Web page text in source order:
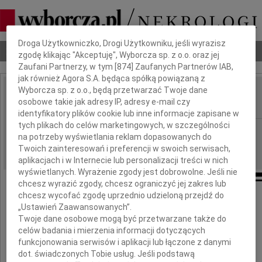
Nekrologi Odeszli Poradnik pogrzebowy
IMIĘ I NAZWISKO: Amelia Szafrańska
REGION: Warszawa, cała Polska
DATA EMISJI: 05.01.2023
Dnia 26 grudnia 2022 roku zmarła
Dbamy o Twoją prywatność
Droga Użytkowniczko, Drogi Użytkowniku, jeśli wyrazisz
zgodę klikając "Akceptuję", Wyborcza sp. z o.o. oraz jej
Zaufani Partnerzy, w tym [874 ] Zaufanych Partnerów IAB,
jak również Agora S.A. będąca spółką powiązaną z
Wyborcza sp. z o.o., będą przetwarzać Twoje dane
osobowe takie jak adresy IP, adresy e-mail czy
identyfikatory plików cookie lub inne informacje zapisane w
tych plikach do celów marketingowych, w szczególności
na potrzeby wyświetlania reklam dopasowanych do
Twoich zainteresowań i preferencji w swoich serwisach,
aplikacjach i w Internecie lub personalizacji treści w nich
wyświetlanych. Wyrażenie zgody jest dobrowolne. Jeśli nie
chcesz wyrazić zgody, chcesz ograniczyć jej zakres lub
chcesz wycofać zgodę uprzednio udzieloną przejdź do
„Ustawień Zaawansowanych”.
Twoje dane osobowe mogą być przetwarzane także do
celów badania i mierzenia informacji dotyczących
funkcjonowania serwisów i aplikacji lub łączone z danymi
dot. świadczonych Tobie usług. Jeśli podstawą